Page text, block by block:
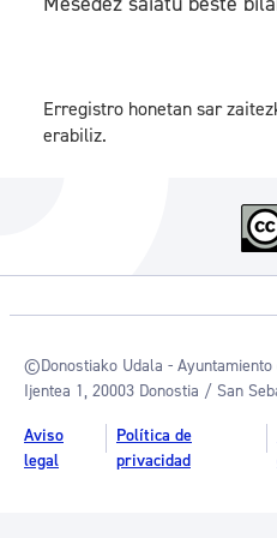
Erregistro honetan sar
erabiliz.
©Donostiako Udala -
Ijentea 1, 20003 Donostia / San
Aviso
legal
Política de
privacidad